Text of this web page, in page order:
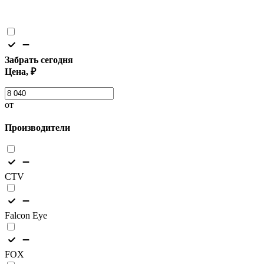
Забрать сегодня
Цена, ₽
от
Производители
CTV
Falcon Eye
FOX